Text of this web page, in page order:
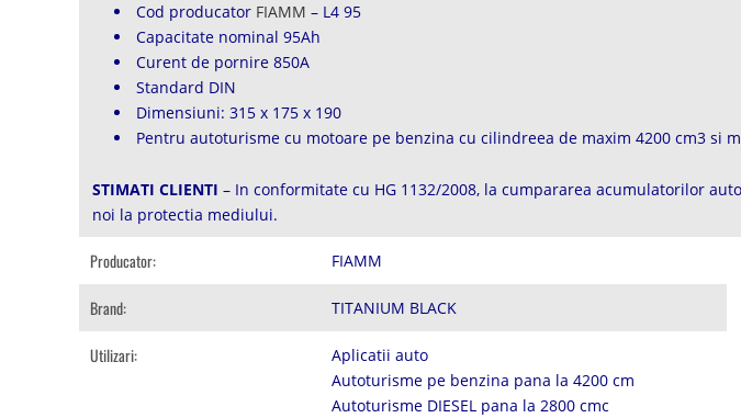
Cod producator FIAMM – L4 95
Capacitate nominal 95Ah
Curent de pornire 850A
Standard DIN
Dimensiuni: 315 x 175 x 190
Pentru autoturisme cu motoare pe benzina cu cilindreea de maxim 4200 cm3 si
STIMATI CLIENTI – In conformitate cu HG 1132/2008, la cumpararea acumulatorilor
noi la protectia mediului.
Producator: FIAMM
Brand: TITANIUM BLACK
Utilizari:
Aplicatii auto
Autoturisme pe benzina pana la 4200 cm
Autoturisme DIESEL pana la 2800 cmc